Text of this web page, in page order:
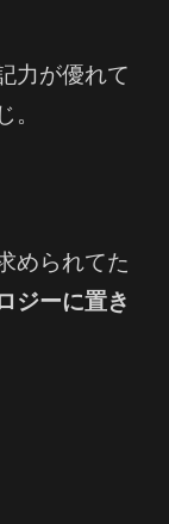
力が優れて
。
められてた
ジーに置き